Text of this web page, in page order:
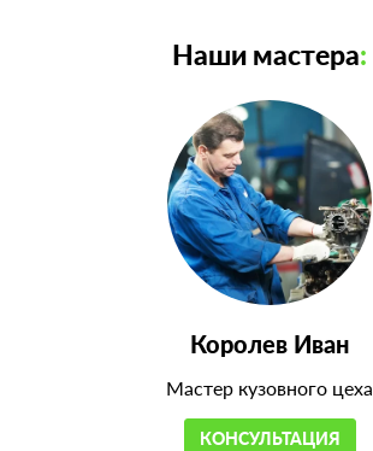
Наши мастера:
Королев Иван
Мастер кузовного цеха
КОНСУЛЬТАЦИЯ